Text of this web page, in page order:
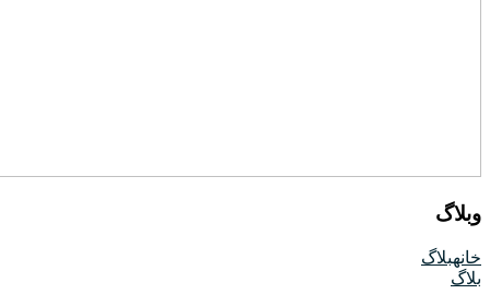
وبلاگ
خانهبلاگ
بلاگ